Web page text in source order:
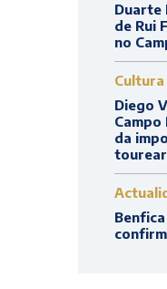
Duarte
de Rui
no
Cultura
Diego
Campo
da